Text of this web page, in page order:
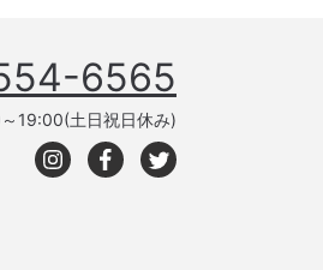
6565
19:00(土日祝日休み)